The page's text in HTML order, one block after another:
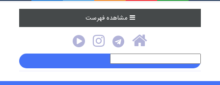
مشاهده فهرست